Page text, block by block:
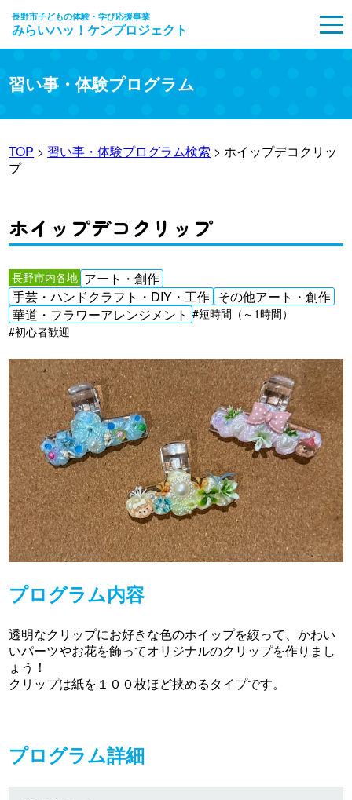
長野市子どもの体験・学び応援事業
みらいハッ！ケンプロジェクト
習い事・体験プログラム
TOP > 習い事・体験プログラム検索 > ホイップデコクリッ
プ
ホイップデコクリップ
長野市内各地 アート・創作
手芸・ハンドクラフト・DIY・工作 その他アート・創作
華道・フラワーアレンジメント #短時間（～1時間）
#初心者歓迎
プログラム内容
透明なクリップにお好きな色のホイップを絞って、かわい
いパーツやお花を飾ってオリジナルのクリップを作りまし
ょう！
クリップは紙を１００枚ほど挟めるタイプです。
プログラム詳細